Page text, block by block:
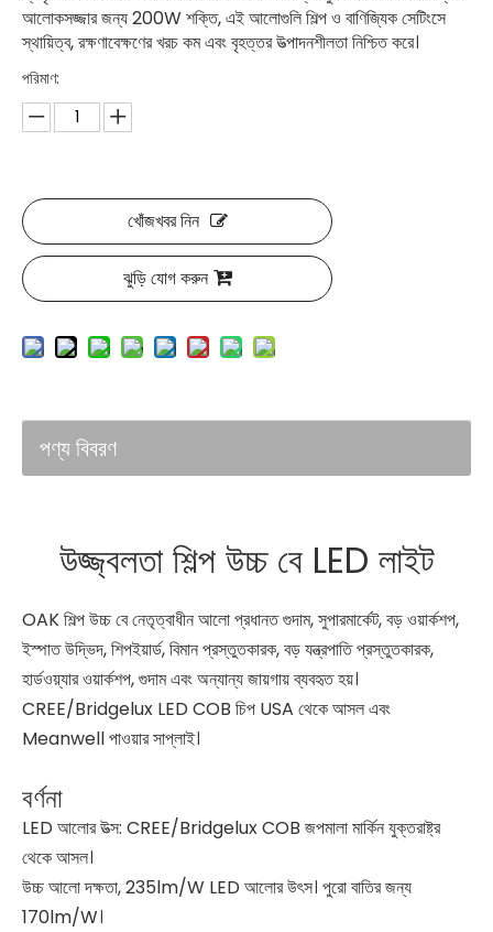
আলোকসজ্জার জন্য 200W শক্তি, এই আলোগুলি শিল্প ও বাণিজ্যিক সেটিংসে
স্থায়িত্ব, রক্ষণাবেক্ষণের খরচ কম এবং বৃহত্তর উত্পাদনশীলতা নিশ্চিত করে।
পরিমাণ:
খোঁজখবর নিন
ঝুড়ি যোগ করুন
পণ্য বিবরণ
উজ্জ্বলতা শিল্প উচ্চ বে LED লাইট
OAK শিল্প উচ্চ বে নেতৃত্বাধীন আলো প্রধানত গুদাম, সুপারমার্কেট, বড় ওয়ার্কশপ,
ইস্পাত উদ্ভিদ, শিপইয়ার্ড, বিমান প্রস্তুতকারক, বড় যন্ত্রপাতি প্রস্তুতকারক,
হার্ডওয়্যার ওয়ার্কশপ, গুদাম এবং অন্যান্য জায়গায় ব্যবহৃত হয়।
CREE/Bridgelux LED COB চিপ USA থেকে আসল এবং
Meanwell পাওয়ার সাপ্লাই।
বর্ণনা
LED আলোর উত্স: CREE/Bridgelux COB জপমালা মার্কিন যুক্তরাষ্ট্র
থেকে আসল।
উচ্চ আলো দক্ষতা, 235lm/W LED আলোর উৎস। পুরো বাতির জন্য
170lm/W।